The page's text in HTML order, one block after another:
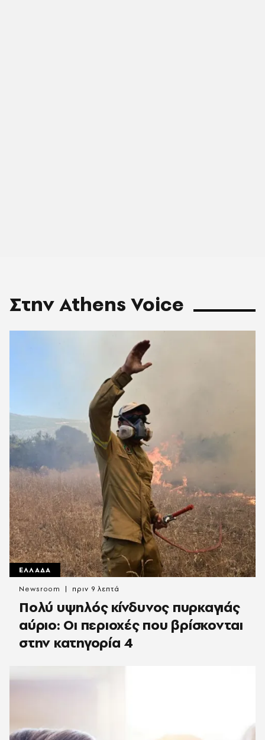
Στην Athens Voice
ΕΛΛΑΔΑ
Πολύ υψηλός κίνδυνος πυρκαγιάς
αύριο: Οι περιοχές που βρίσκονται
στην κατηγορία 4
Newsroom πριν 9 λεπτά